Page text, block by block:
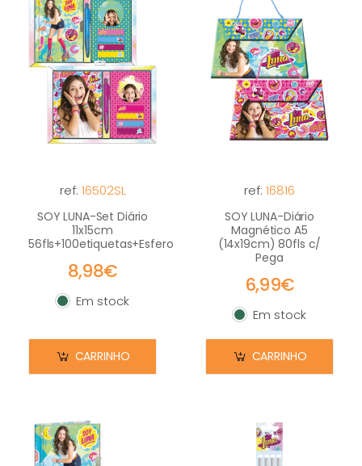
ref: 16502SL
SOY LUNA-Set Diário
11x15cm
56fls+100etiquetas+Esferografica
8,98€
Em stock
Em stock
CARRINHO
ref: 16816
SOY LUNA-Diário
Magnético A5
(14x19cm) 80fls c/
Pega
6,99€
Em stock
Em stock
CARRINHO